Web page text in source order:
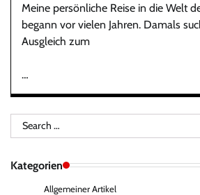
Meine persönliche Reise in die Welt
begann vor vielen Jahren. Damals
Ausgleich zum
…
Search
for:
Kategorien
Allgemeiner Artikel